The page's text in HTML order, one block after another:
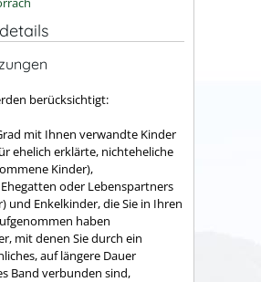
berücksichtigt:
mit Ihnen verwandte Kinder
ehelich erklärte, nichteheliche
Kinder),
oder Lebenspartners
und Enkelkinder, die Sie in Ihren
haben
mit denen Sie durch ein
auf längere Dauer
Band verbunden sind,